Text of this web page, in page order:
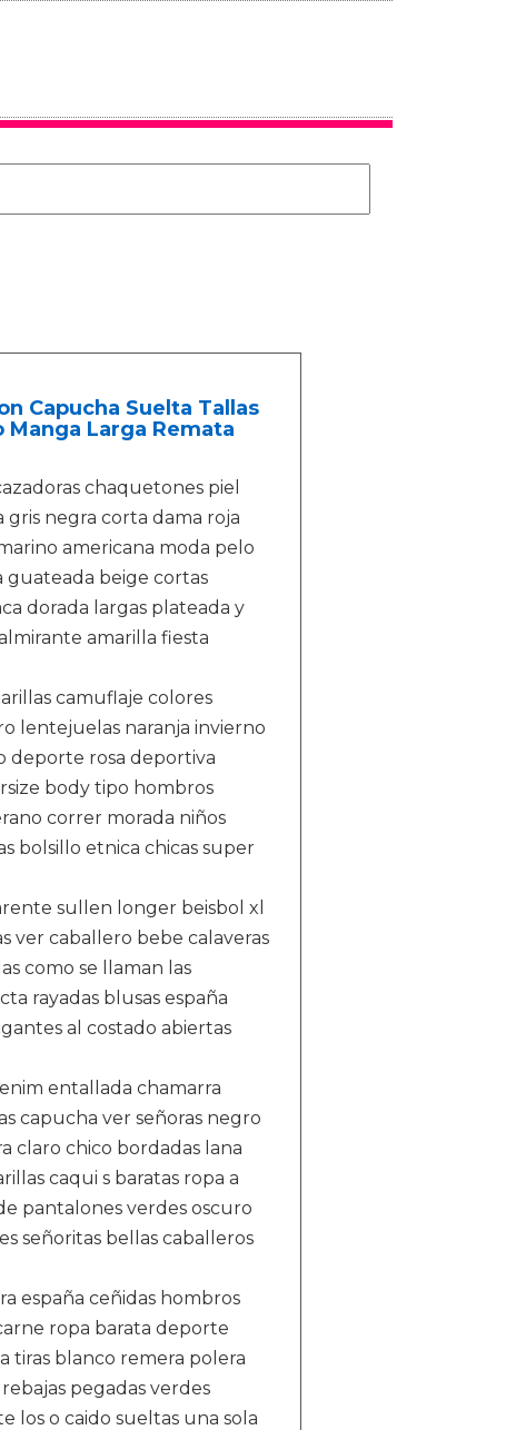
Capucha Suelta Tallas
Larga Remata
chaquetones piel
negra corta dama roja
americana moda pelo
guateada beige cortas
dorada largas plateada y
amarilla fiesta
camuflaje colores
lentejuelas naranja invierno
deporte rosa deportiva
body tipo hombros
correr morada niños
bolsillo etnica chicas super
sullen longer beisbol xl
ver caballero bebe calaveras
como se llaman las
rayadas blusas españa
al costado abiertas
entallada chamarra
capucha ver señoras negro
claro chico bordadas lana
caqui s baratas ropa a
pantalones verdes oscuro
señoritas bellas caballeros
españa ceñidas hombros
ropa barata deporte
tiras blanco remera polera
pegadas verdes
los o caido sueltas una sola